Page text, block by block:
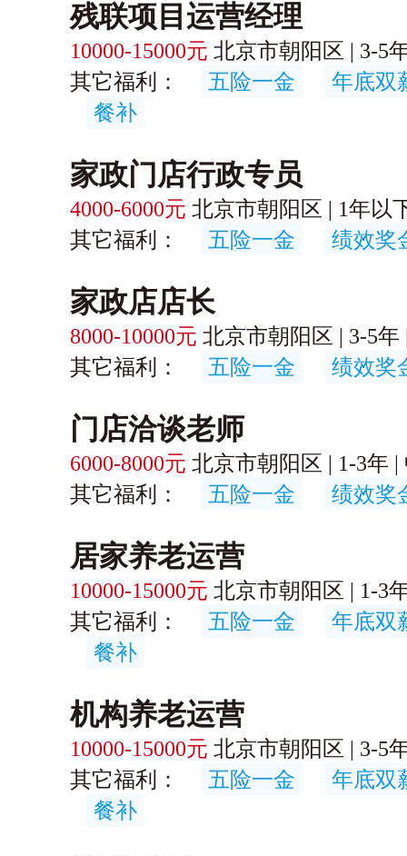
残联项目运营经理
10000-15000元 北京市朝阳区 | 3-5
其它福利：
五险一金
年底双
餐补
家政门店行政专员
4000-6000元 北京市朝阳区 | 1年以
其它福利：
五险一金 绩效奖
家政店店长
8000-10000元 北京市朝阳区 | 3-5
其它福利：
五险一金 绩效奖
门店洽谈老师
6000-8000元 北京市朝阳区 | 1-3年
其它福利：
五险一金 绩效奖
居家养老运营
10000-15000元 北京市朝阳区 | 1-3
其它福利：
五险一金
年底双
餐补
机构养老运营
10000-15000元 北京市朝阳区 | 3-5
其它福利：
五险一金
年底双
餐补